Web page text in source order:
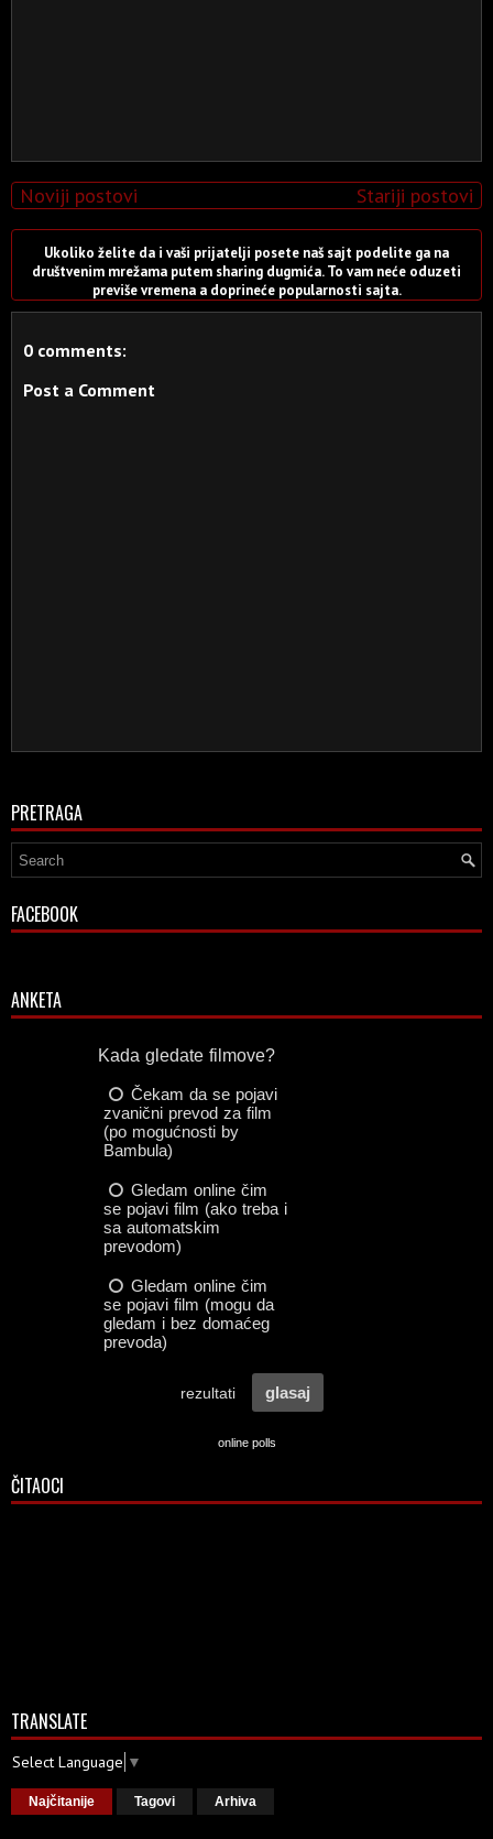
Noviji postovi Stariji postovi
Ukoliko želite da i vaši prijatelji posete naš sajt podelite ga na
društvenim mrežama putem sharing dugmića. To vam neće oduzeti
previše vremena a doprineće popularnosti sajta.
0 comments:
Post a Comment
PRETRAGA
FACEBOOK
ANKETA
online polls
ČITAOCI
TRANSLATE
Select Language ▼
Najčitanije Tagovi Arhiva